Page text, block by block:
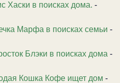
Хаски в поисках дома. -
Марфа в поисках семьи -
Блэки в поисках дома -
Кошка Кофе ищет дом -